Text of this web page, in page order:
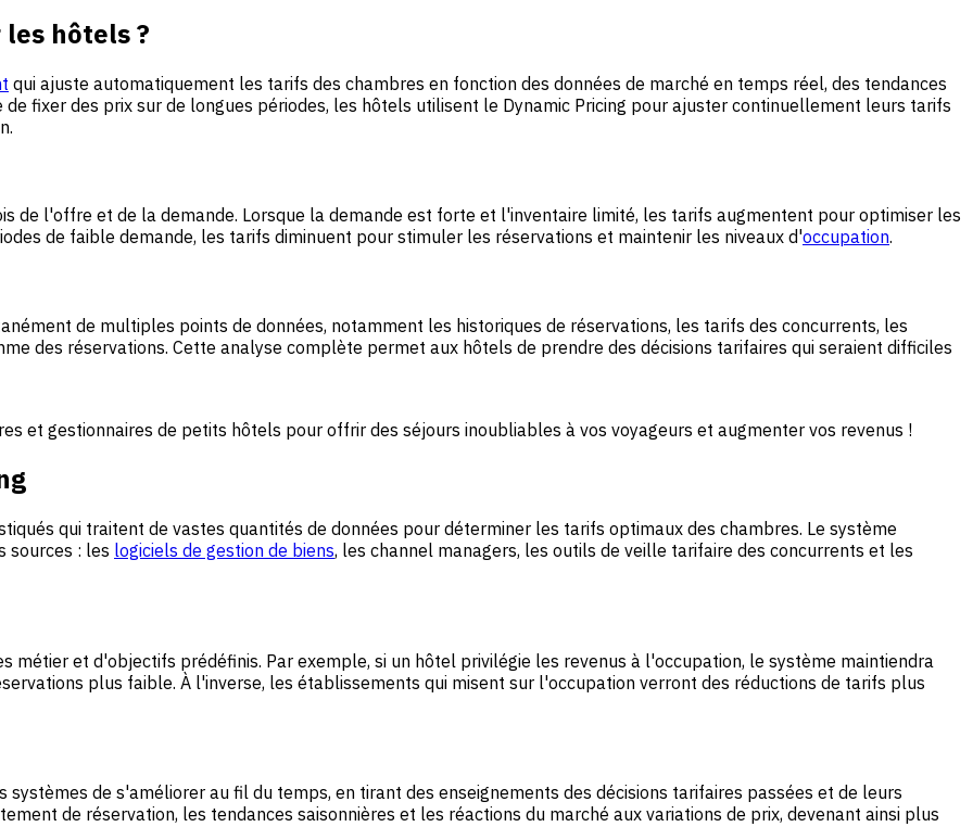
hôtels ?
qui ajuste automatiquement les tarifs des chambres en fonction des données de marché en temps réel, des tendances
fixer des prix sur de longues périodes, les hôtels utilisent le Dynamic Pricing pour ajuster continuellement leurs tarifs
de l'offre et de la demande. Lorsque la demande est forte et l'inventaire limité, les tarifs augmentent pour optimiser les
de faible demande, les tarifs diminuent pour stimuler les réservations et maintenir les niveaux d'occupation.
de multiples points de données, notamment les historiques de réservations, les tarifs des concurrents, les
des réservations. Cette analyse complète permet aux hôtels de prendre des décisions tarifaires qui seraient difficiles
et gestionnaires de petits hôtels pour offrir des séjours inoubliables à vos voyageurs et augmenter vos revenus !
qui traitent de vastes quantités de données pour déterminer les tarifs optimaux des chambres. Le système
sources : les logiciels de gestion de biens, les channel managers, les outils de veille tarifaire des concurrents et les
métier et d'objectifs prédéfinis. Par exemple, si un hôtel privilégie les revenus à l'occupation, le système maintiendra
plus faible. À l'inverse, les établissements qui misent sur l'occupation verront des réductions de tarifs plus
de s'améliorer au fil du temps, en tirant des enseignements des décisions tarifaires passées et de leurs
de réservation, les tendances saisonnières et les réactions du marché aux variations de prix, devenant ainsi plus